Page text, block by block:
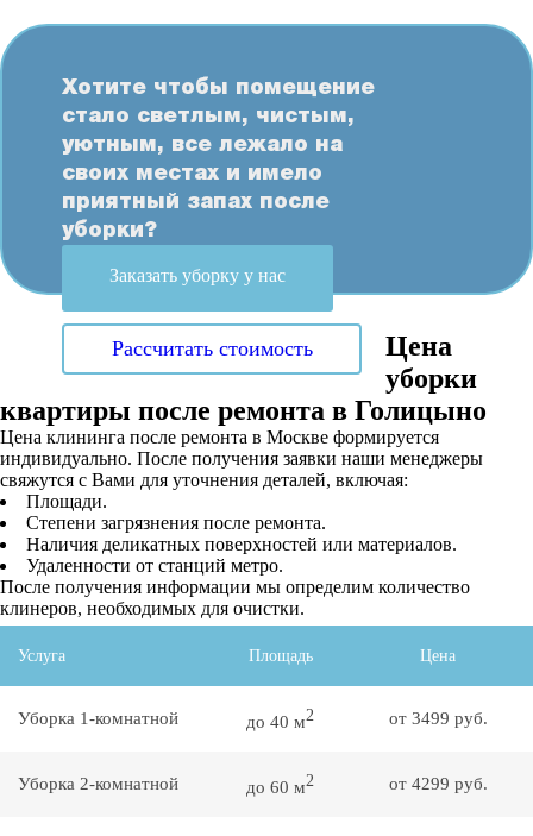
Хотите чтобы помещение
стало светлым, чистым,
уютным, все лежало на
своих местах и имело
приятный запах после
уборки?
Заказать уборку у нас
Рассчитать стоимость
Цена
уборки
квартиры после ремонта в Голицыно
Цена клининга после ремонта в Москве формируется
индивидуально. После получения заявки наши менеджеры
свяжутся с Вами для уточнения деталей, включая:
Площади.
Степени загрязнения после ремонта.
Наличия деликатных поверхностей или материалов.
Удаленности от станций метро.
После получения информации мы определим количество
клинеров, необходимых для очистки.
Услуга Площадь Цена
Уборка 1-комнатной до 40 м2 от 3499 руб.
Уборка 2-комнатной до 60 м2 от 4299 руб.